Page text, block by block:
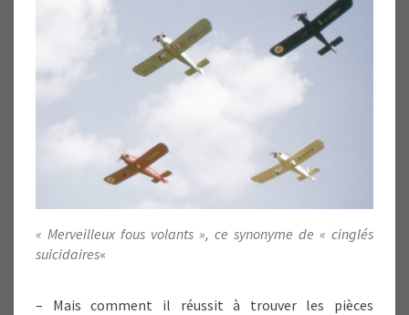
« Merveilleux fous volants », ce synonyme de « cinglés
suicidaires«
– Mais comment il réussit à trouver les pièces